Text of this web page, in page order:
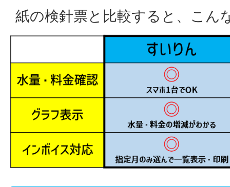
紙の検針票と比較すると、こん